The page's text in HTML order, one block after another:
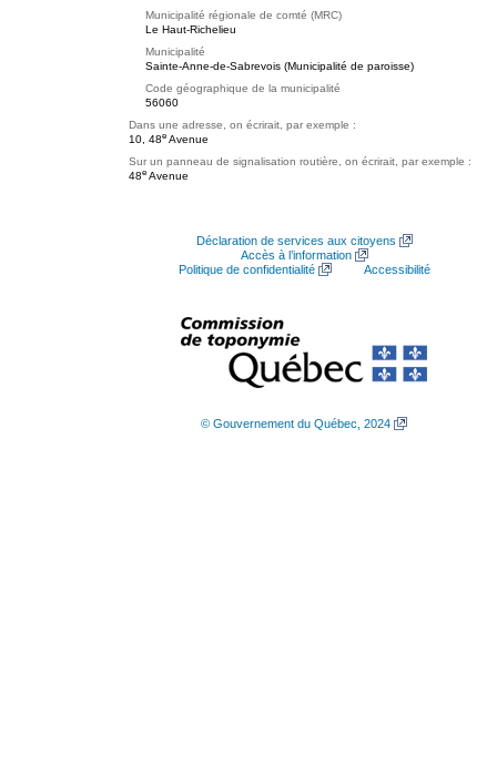
Municipalité régionale de comté (MRC)
Le Haut-Richelieu
Municipalité
Sainte-Anne-de-Sabrevois (Municipalité de paroisse)
Code géographique de la municipalité
56060
Dans une adresse, on écrirait, par exemple :
10, 48e Avenue
Sur un panneau de signalisation routière, on écrirait, par exemple :
48e Avenue
Déclaration de services aux citoyens
Accès à l’information
Politique de confidentialité
Accessibilité
© Gouvernement du Québec, 2024